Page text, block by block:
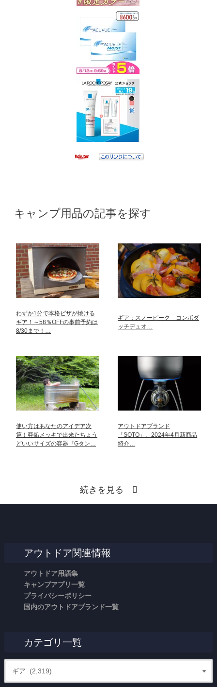
キャンプ用品の記事を探す
わずか1分で本格ピザが焼ける
ギア！～58％OFFの事前予約は
8/30まで！…
ギア：スノーピーク コンボダ
ッチデュオ…
使い方はあなたのアイデア次
第！亜鉛メッキで出来たちょう
どいいサイズの容器『Gタン…
アウトドアブランド
「SOTO」、2024年4月新商品
紹介…
続きを見る
アウトドア関連情報
アウトドア用語集
キャンプアプリ一覧
プライバシーポリシー
国内のアウトドアブランド一覧
カテゴリ一覧